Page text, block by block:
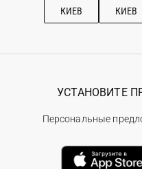
КИЕВ КИЕВ
УСТАНОВИТЕ
Персональные